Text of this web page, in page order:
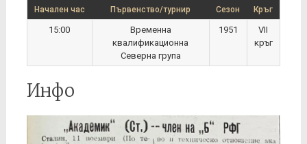
Начален час Първенство/турнир Сезон Кръг
15:00
Временна
квалификационна
Северна група
1951
VII
кръг
Инфо